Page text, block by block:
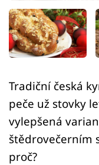
Sledujte nás
Tradiční česká
peče už stovky
vylepšená
štědrovečerním
proč?